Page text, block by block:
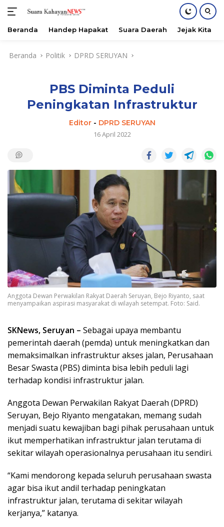
Beranda Handep Hapakat Suara Daerah Jejak Kita
Beranda Politik DPRD SERUYAN
PBS Diminta Peduli
Peningkatan Infrastruktur
Editor- DPRD SERUYAN
16 April 2022
Anggota Dewan Perwakilan Rakyat Daerah Seruyan, Bejo Riyanto, saat
menyampaikan aspirasi masyarakat di wilayah setempat. Foto: Said.
SKNews, Seruyan – Sebagai upaya membantu
pemerintah daerah (pemda) untuk meningkatkan dan
memaksimalkan infrastruktur akses jalan, Perusahaan
Besar Swasta (PBS) diminta bisa lebih peduli lagi
terhadap kondisi infrastruktur jalan.
Anggota Dewan Perwakilan Rakyat Daerah (DPRD)
Seruyan, Bejo Riyanto mengatakan, memang sudah
menjadi suatu kewajiban bagi pihak perusahaan untuk
ikut memperhatikan infrastruktur jalan terutama di
sekitar wilayah operasionalnya perusahaan itu sendiri.
“Kami mendorong kepada seluruh perusahaan swasta
agar bisa ikut andil terhadap peningkatan
infrastruktur jalan, terutama di sekitar wilayah
kerjanya,” katanya.